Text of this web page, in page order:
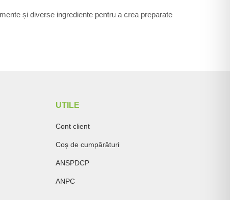
și diverse ingrediente pentru a crea preparate
UTILE
Cont client
Coș de cumpărături
ANSPDCP
ANPC